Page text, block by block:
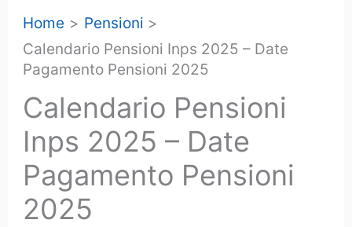
Home
Pensioni
Calendario Pensioni Inps 2025 – Date
Pagamento Pensioni 2025
Calendario Pensioni
Inps 2025 – Date
Pagamento Pensioni
2025